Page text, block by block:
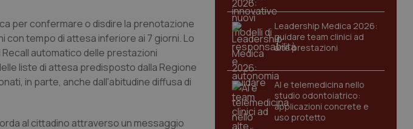
per confermare o disdire la prenotazione
tempo di attesa inferiore ai 7 giorni. Lo
automatico delle prestazioni
liste di attesa predisposto dalla Regione
in parte, anche dall'abitudine diffusa di
al cittadino attraverso un messaggio
Leadership Medica 2026:
guidare team clinici ad
alte prestazioni
AI e telemedicina nello
studio odontoiatrico:
applicazioni concrete e
uso protetto